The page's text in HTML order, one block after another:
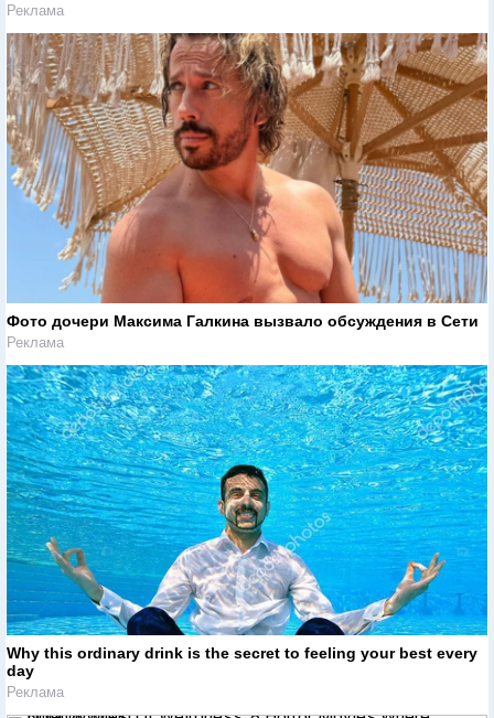
Реклама
Фото дочери Максима Галкина вызвало обсуждения в Сети
Реклама
Why this ordinary drink is the secret to feeling your best every
day
Реклама